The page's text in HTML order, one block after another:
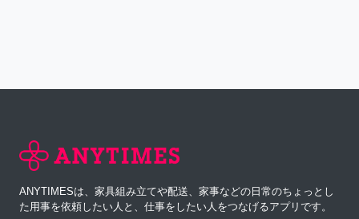
ANYTIMESは、家具組み立てや配送、家事などの日常のちょっとし
た用事を依頼したい人と、仕事をしたい人をつなげるアプリです。